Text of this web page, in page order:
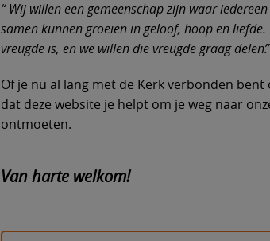
Wij willen een gemeenschap zijn waar
samen kunnen groeien in geloof, hoop en
vreugde is, en we willen die vreugde graag delen.
Of je nu al lang met de Kerk verbonden
dat deze website je helpt om je weg naar
ontmoeten.
Van harte welkom!